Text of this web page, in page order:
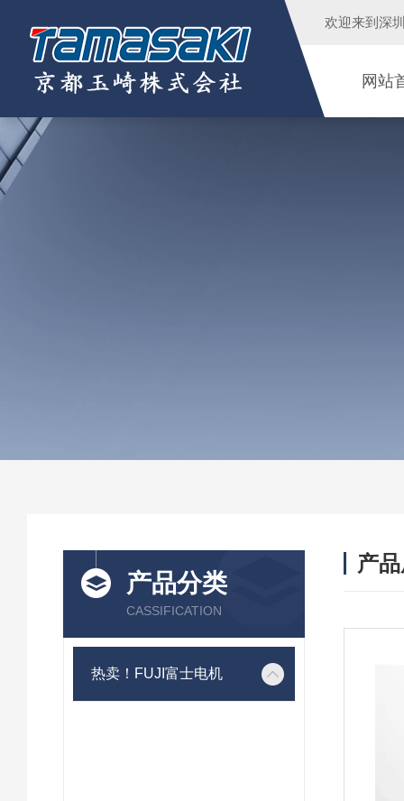
欢迎来到 深
网站
产品分类
CASSIFICATION
热卖！FUJI富士电机
产